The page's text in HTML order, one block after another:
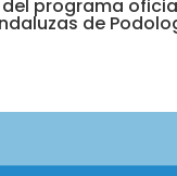
programa
de